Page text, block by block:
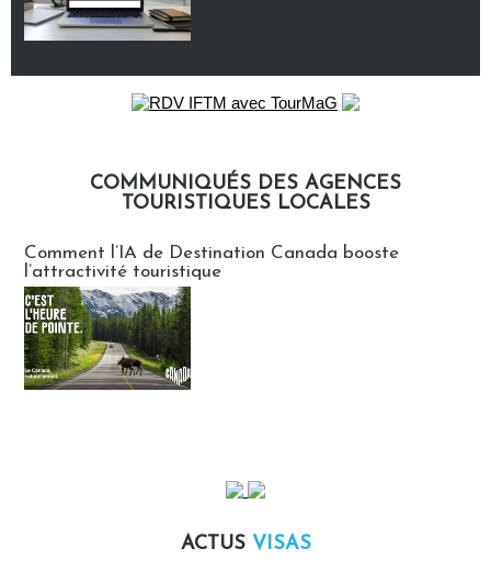
COMMUNIQUÉS DES AGENCES
TOURISTIQUES LOCALES
Comment l’IA de Destination Canada booste
l’attractivité touristique
ACTUS VISAS